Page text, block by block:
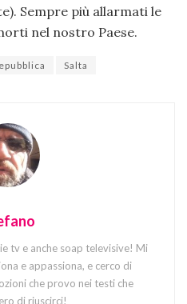
Sempre più allarmati le
nel nostro Paese.
Salta
tv e anche soap televisive! Mi
e appassiona, e cerco di
che provo nei testi che
di riuscirci!